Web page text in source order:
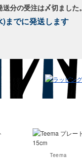
分の受注は〆切ました。
までに発送します
Teema